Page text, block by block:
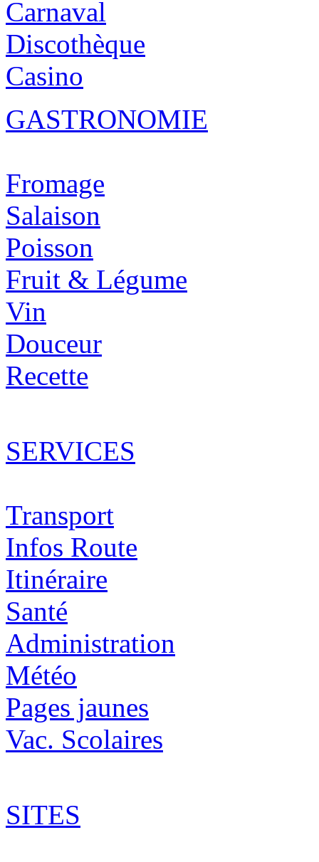
Carnaval
Discothèque
Casino
GASTRONOMIE
Fromage
Salaison
Poisson
Fruit & Légume
Vin
Douceur
Recette
SERVICES
Transport
Infos Route
Itinéraire
Santé
Administration
Météo
Pages jaunes
Vac. Scolaires
SITES